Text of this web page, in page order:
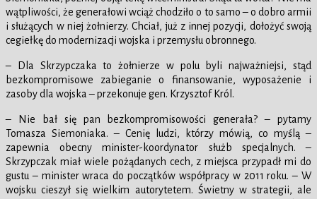
wątpliwości, że generałowi wciąż chodziło o to samo – o dobro armii
i służących w niej żołnierzy. Chciał, już z innej pozycji, dołożyć swoją
cegiełkę do modernizacji wojska i przemysłu obronnego.
– Dla Skrzypczaka to żołnierze w polu byli najważniejsi, stąd
bezkompromisowe zabieganie o finansowanie, wyposażenie i
zasoby dla wojska – przekonuje gen. Krzysztof Król.
– Nie bał się pan bezkompromisowości generała? – pytamy
Tomasza Siemoniaka. – Cenię ludzi, którzy mówią, co myślą –
zapewnia obecny minister-koordynator służb specjalnych. –
Skrzypczak miał wiele pożądanych cech, z miejsca przypadł mi do
gustu – minister wraca do początków współpracy w 2011 roku. – W
wojsku cieszył się wielkim autorytetem. Świetny w strategii, ale